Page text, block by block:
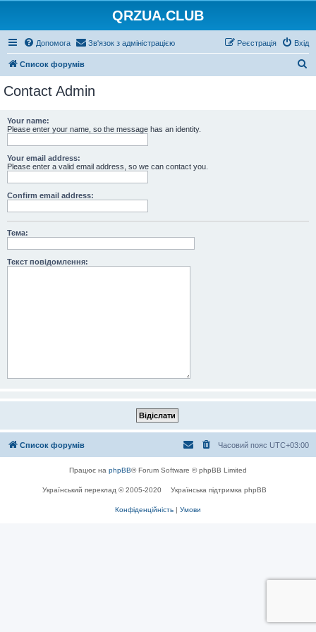
QRZUA.CLUB
Допомога Зв'язок з адміністрацією Вхід
Реєстрація
Список форумів
Contact Admin
Your name:
Please enter your name, so the message has an identity.
Your email address:
Please enter a valid email address, so we can contact you.
Confirm email address:
Тема:
Текст повідомлення:
Список форумів Часовий пояс UTC+03:00
Працює на phpBB® Forum Software © phpBB Limited
Український переклад © 2005-2020 Українська підтримка phpBB
Конфіденційність | Умови